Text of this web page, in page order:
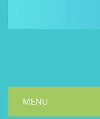
Hoofdmenu
naar
MENU